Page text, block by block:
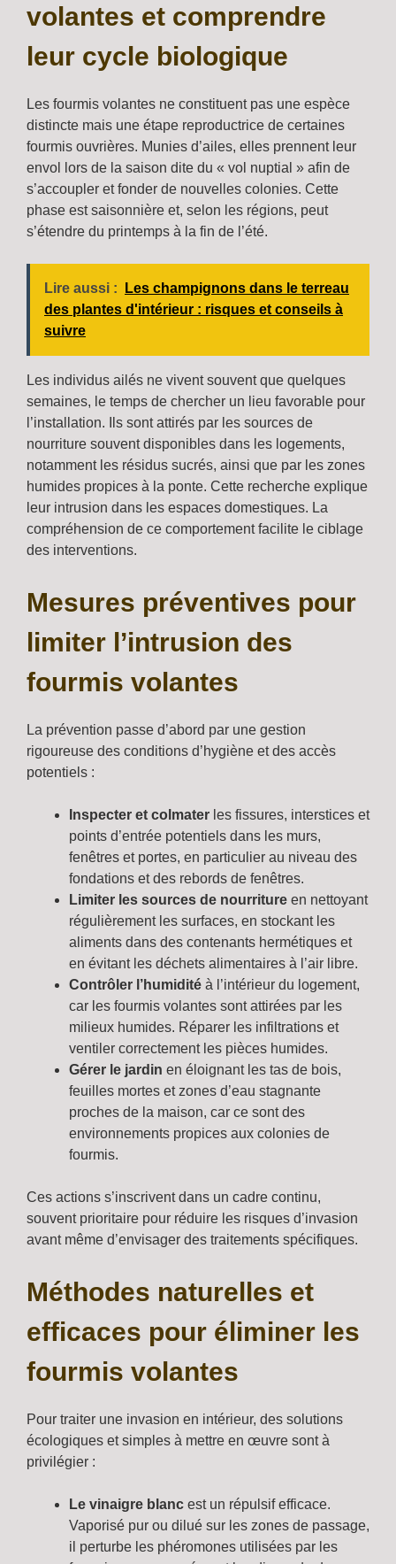
volantes et comprendre
leur cycle biologique
Les fourmis volantes ne constituent pas une espèce
distincte mais une étape reproductrice de certaines
fourmis ouvrières. Munies d’ailes, elles prennent leur
envol lors de la saison dite du « vol nuptial » afin de
s’accoupler et fonder de nouvelles colonies. Cette
phase est saisonnière et, selon les régions, peut
s’étendre du printemps à la fin de l’été.
Lire aussi :
Les champignons dans le terreau
des plantes d'intérieur : risques et conseils à
suivre
Les individus ailés ne vivent souvent que quelques
semaines, le temps de chercher un lieu favorable pour
l’installation. Ils sont attirés par les sources de
nourriture souvent disponibles dans les logements,
notamment les résidus sucrés, ainsi que par les zones
humides propices à la ponte. Cette recherche explique
leur intrusion dans les espaces domestiques. La
compréhension de ce comportement facilite le ciblage
des interventions.
Mesures préventives pour
limiter l’intrusion des
fourmis volantes
La prévention passe d’abord par une gestion
rigoureuse des conditions d’hygiène et des accès
potentiels :
Inspecter et colmater les fissures, interstices et
points d’entrée potentiels dans les murs,
fenêtres et portes, en particulier au niveau des
fondations et des rebords de fenêtres.
Limiter les sources de nourriture en nettoyant
régulièrement les surfaces, en stockant les
aliments dans des contenants hermétiques et
en évitant les déchets alimentaires à l’air libre.
Contrôler l’humidité à l’intérieur du logement,
car les fourmis volantes sont attirées par les
milieux humides. Réparer les infiltrations et
ventiler correctement les pièces humides.
Gérer le jardin en éloignant les tas de bois,
feuilles mortes et zones d’eau stagnante
proches de la maison, car ce sont des
environnements propices aux colonies de
fourmis.
Ces actions s’inscrivent dans un cadre continu,
souvent prioritaire pour réduire les risques d’invasion
avant même d’envisager des traitements spécifiques.
Méthodes naturelles et
efficaces pour éliminer les
fourmis volantes
Pour traiter une invasion en intérieur, des solutions
écologiques et simples à mettre en œuvre sont à
privilégier :
Le vinaigre blanc est un répulsif efficace.
Vaporisé pur ou dilué sur les zones de passage,
il perturbe les phéromones utilisées par les